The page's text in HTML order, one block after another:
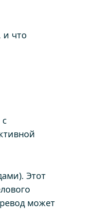
и что
Этот
может